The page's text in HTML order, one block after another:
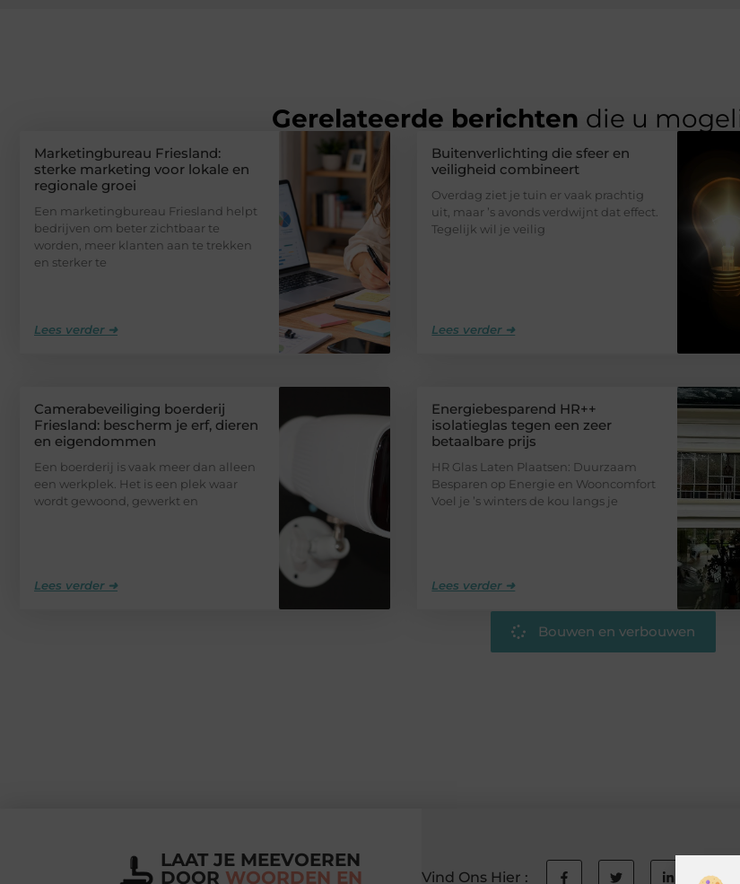
Gerelateerde berichten die u
Marketingbureau Friesland:
sterke marketing voor lokale en
regionale groei
Een marketingbureau Friesland helpt
bedrijven om beter zichtbaar te
worden, meer klanten aan te trekken
en sterker te
Lees verder ➜
Buitenverlichting die sfeer en
veiligheid combineert
Overdag ziet je tuin er vaak prachtig
uit, maar ’s avonds verdwijnt dat effect.
Tegelijk wil je veilig
Lees verder ➜
Camerabeveiliging boerderij
Friesland: bescherm je erf, dieren
en eigendommen
Een boerderij is vaak meer dan alleen
een werkplek. Het is een plek waar
wordt gewoond, gewerkt en
Lees verder ➜
Energiebesparend HR++
isolatieglas tegen een zeer
betaalbare prijs
HR Glas Laten Plaatsen: Duurzaam
Besparen op Energie en Wooncomfort
Voel je ’s winters de kou langs je
Lees verder ➜
Bouwen en verbouwen
LAAT JE MEEVOEREN
DOOR WOORDEN EN Vind Ons Hier :